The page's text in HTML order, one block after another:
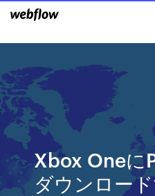
Xbox Oneに
ダウンロー